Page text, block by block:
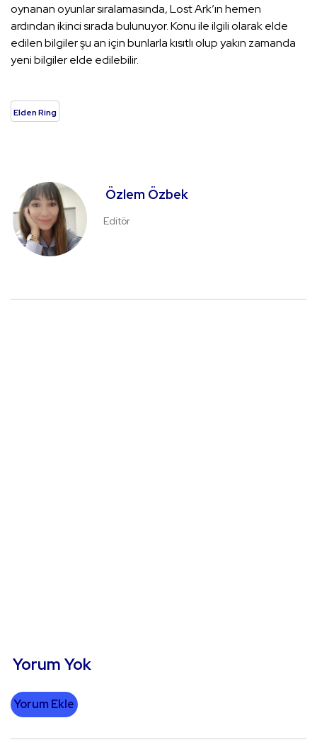
oynanan oyunlar sıralamasında, Lost Ark’ın hemen
ardından ikinci sırada bulunuyor. Konu ile ilgili olarak elde
edilen bilgiler şu an için bunlarla kısıtlı olup yakın zamanda
yeni bilgiler elde edilebilir.
Elden Ring
Özlem Özbek
Editör
Yorum Yok
Yorum Ekle